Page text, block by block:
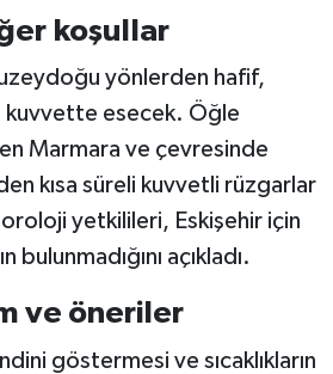
koşullar
yönlerden hafif,
kuvvette esecek. Öğle
Marmara ve çevresinde
kısa süreli kuvvetli rüzgarlar
yetkilileri, Eskişehir için
bulunmadığını açıkladı.
ve öneriler
göstermesi ve sıcaklıkların